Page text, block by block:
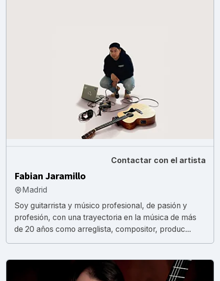
Contactar con el artista
Fabian Jaramillo
Madrid
Soy guitarrista y músico profesional, de pasión y
profesión, con una trayectoria en la música de más
de 20 años como arreglista, compositor, produc...